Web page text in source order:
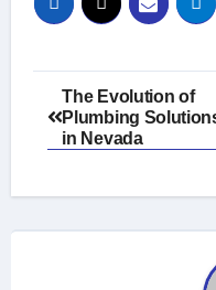
Post
navigation
The Evolution of
Plumbing
in Nevada